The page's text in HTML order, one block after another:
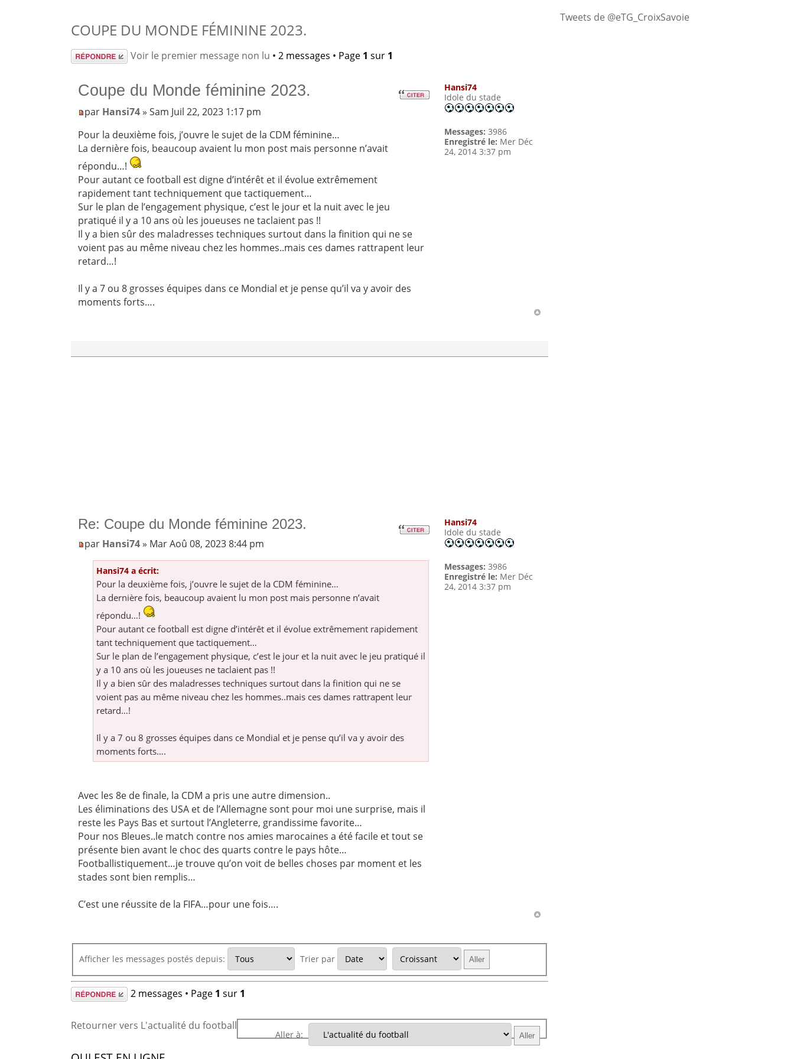
COUPE DU MONDE FÉMININE 2023.
Répondre Voir le premier message non lu • 2 messages • Page 1 sur 1
Coupe du Monde féminine 2023.
par Hansi74» Sam Juil 22, 2023 1:17 pm
Pour la deuxième fois, j’ouvre le sujet de la CDM féminine…
La dernière fois, beaucoup avaient lu mon post mais personne n’avait
répondu…!
Pour autant ce football est digne d’intérêt et il évolue extrêmement
rapidement tant techniquement que tactiquement…
Sur le plan de l’engagement physique, c’est le jour et la nuit avec le jeu
pratiqué il y a 10 ans où les joueuses ne taclaient pas !!
Il y a bien sûr des maladresses techniques surtout dans la finition qui ne se
voient pas au même niveau chez les hommes..mais ces dames rattrapent leur
retard…!
Il y a 7 ou 8 grosses équipes dans ce Mondial et je pense qu’il va y avoir des
moments forts….
Hansi74
Idole du stade
Messages: 3986
Enregistré le: Mer Déc
24, 2014 3:37 pm
Re: Coupe du Monde féminine 2023.
par Hansi74» Mar Aoû 08, 2023 8:44 pm
Hansi74 a écrit:
Pour la deuxième fois, j’ouvre le sujet de la CDM féminine…
La dernière fois, beaucoup avaient lu mon post mais personne n’avait
répondu…!
Pour autant ce football est digne d’intérêt et il évolue extrêmement rapidement
tant techniquement que tactiquement…
Sur le plan de l’engagement physique, c’est le jour et la nuit avec le jeu pratiqué il
y a 10 ans où les joueuses ne taclaient pas !!
Il y a bien sûr des maladresses techniques surtout dans la finition qui ne se
voient pas au même niveau chez les hommes..mais ces dames rattrapent leur
retard…!
Il y a 7 ou 8 grosses équipes dans ce Mondial et je pense qu’il va y avoir des
moments forts….
Avec les 8e de finale, la CDM a pris une autre dimension..
Les éliminations des USA et de l’Allemagne sont pour moi une surprise, mais il
reste les Pays Bas et surtout l’Angleterre, grandissime favorite…
Pour nos Bleues..le match contre nos amies marocaines a été facile et tout se
présente bien avant le choc des quarts contre le pays hôte…
Footballistiquement…je trouve qu’on voit de belles choses par moment et les
stades sont bien remplis…
C’est une réussite de la FIFA…pour une fois….
Hansi74
Idole du stade
Messages: 3986
Enregistré le: Mer Déc
24, 2014 3:37 pm
Afficher les messages postés depuis: Trier par
Répondre 2 messages • Page 1 sur 1
Retourner vers L'actualité du football
Aller à:
Tweets de @eTG_CroixSavoie